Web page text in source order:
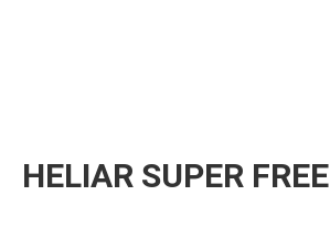
HELIAR SUPER FREE